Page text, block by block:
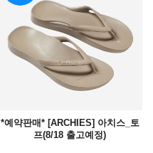
*예약판매* [ARCHIES] 아치스_토
프(8/18 출고예정)